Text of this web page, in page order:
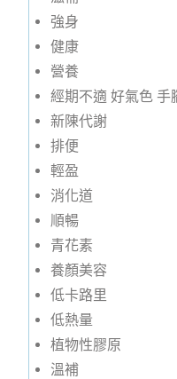
強身
健康
營養
經期不適 好氣色 手
新陳代謝
排便
輕盈
消化道
順暢
青花素
養顏美容
低卡路里
低熱量
植物性膠原
溫補